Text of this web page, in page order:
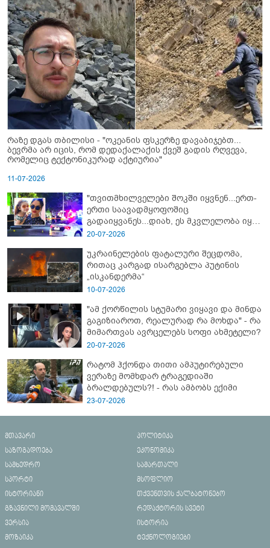
რაზე დგას თბილისი - "ოკეანის ფსკერზე დავაბიჯებთ...
ბევრმა არ იცის, რომ დედაქალაქის ქვეშ გადის რღვევა,
რომელიც ტექტონიკურად აქტიურია"
11-07-2026
"თვითმხილველები შოკში იყვნენ...ერთ-
ერთი საავადმყოფოშიც
გადაიყვანეს...დიახ, ეს მკვლელობა იყო"
- გორში დატრიალებული ტრაგედიის
20-07-2026
უკრაინელების ფატალური შეცდომა,
რითაც კარგად ისარგებლა პუტინის
„ისკანდერმა“
10-07-2026
"ამ ქორწილის სტუმარი ვიყავი და მინდა
გაგიზიაროთ, რეალურად რა მოხდა" - რა
მიმართვას ავრცელებს სოფი ახმეტელი?
20-07-2026
რატომ ჰქონდა თითი ამპუტირებული
ვერაზე მომხდარ ტრაგედიაში
ბრალდებულს?! - რას ამბობს ექიმი
23-07-2026
მთავარი
პოლიტიკა
საზოგადოება
ეკონომიკა
სამხედრო
სამართალი
სპორტი
მსოფლიო
ისტორიანი
თქვენთვის ქალბატონებო
გზავნილი მომავალში
რედაქტორის სვეტი
ვერსია
ისტორია
მოზაიკა
ტექნოლოგიები